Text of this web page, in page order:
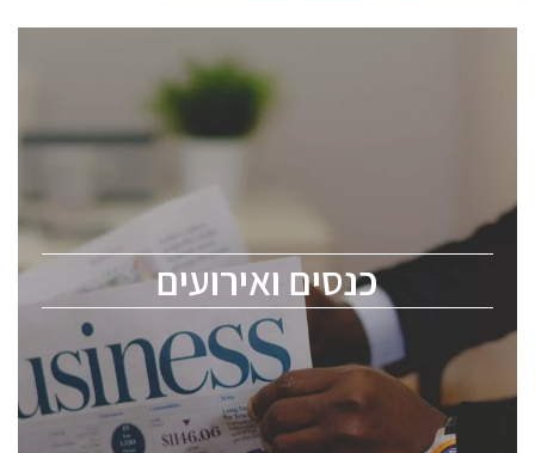
כנסים ואירועים
כנסים ואירועים
לכל העוסקים בתעשיית הסמיקונדקטור כולל מהנדסים,
מומחים מקצועיים ובכירים.
ChipEx2026 will be held on May 12-13, 2026. The
conference is intended for everyone involved in the
semiconductor industry, including engineers,
professional experts, and senior executives.